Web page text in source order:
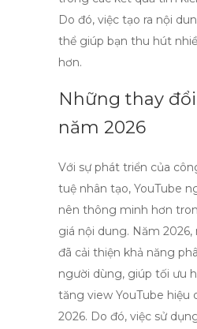
Do đó, việc tạo ra nội
thể giúp bạn thu hút
hơn.
Những thay
năm 2026
Với sự phát triển của
tuệ nhân tạo, YouTube
nên thông minh hơn
giá nội dung. Năm
đã cải thiện khả năng
người dùng, giúp tối ưu
tăng view YouTube hiệu
2026. Do đó, việc sử